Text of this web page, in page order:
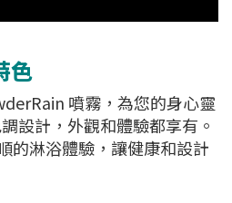
色
噴霧，為您的身心靈
設計，外觀和體驗都享有。
的淋浴體驗，讓健康和設計